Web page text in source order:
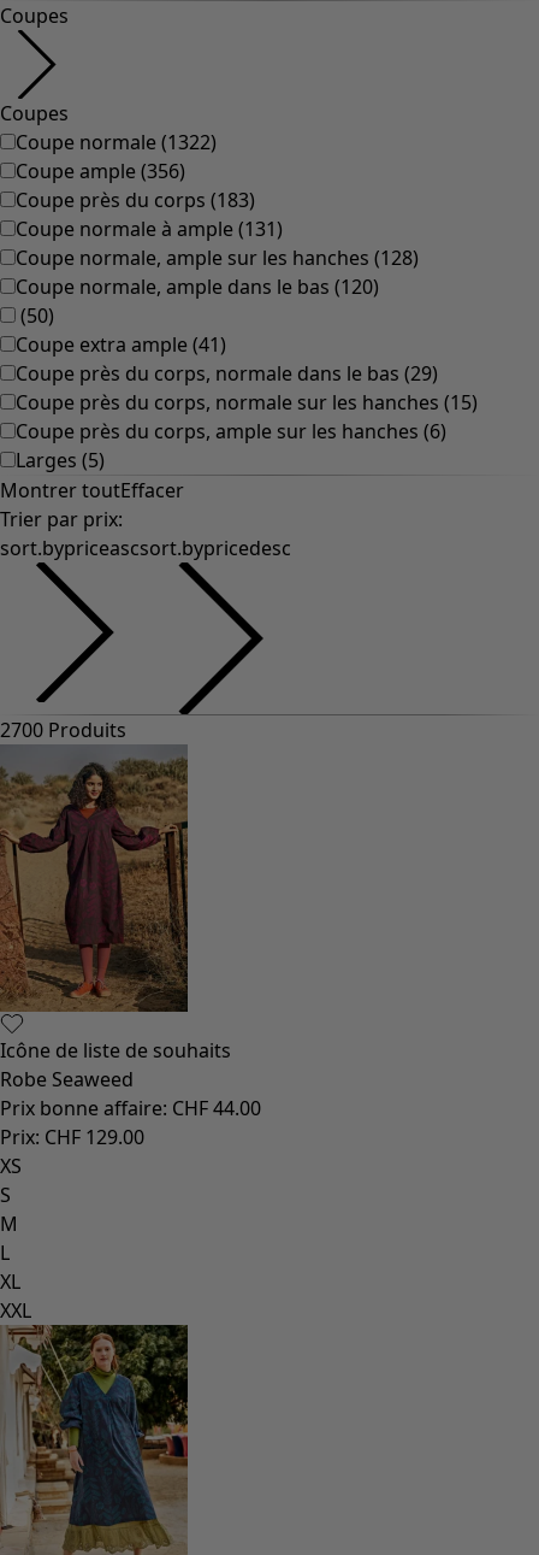
Coupes
Coupes
Coupe normale (1322)
Coupe ample (356)
Coupe près du corps (183)
Coupe normale à ample (131)
Coupe normale, ample sur les hanches (128)
Coupe normale, ample dans le bas (120)
(50)
Coupe extra ample (41)
Coupe près du corps, normale dans le bas (29)
Coupe près du corps, normale sur les hanches (15)
Coupe près du corps, ample sur les hanches (6)
Larges (5)
Montrer toutEffacer
Trier par prix:
sort.bypriceascsort.bypricedesc
2700 Produits
Icône de liste de souhaits
Robe Seaweed
Prix bonne affaire: CHF 44.00
Prix: CHF 129.00
XS
S
M
L
XL
XXL